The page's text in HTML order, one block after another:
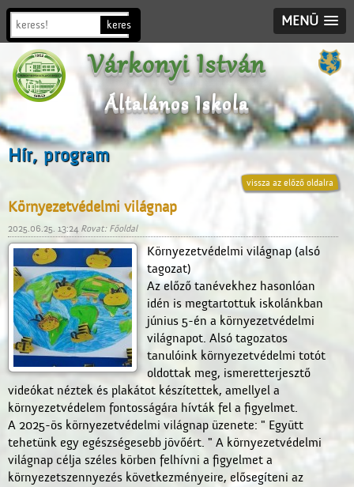
MENÜ
Várkonyi István
Általános Iskola
Hír, program
vissza az előző oldalra
Környezetvédelmi világnap
2025.06.25. 13:24 Rovat: Főoldal
Környezetvédelmi világnap (alsó
tagozat)
Az előző tanévekhez hasonlóan
idén is megtartottuk iskolánkban
június 5-én a környezetvédelmi
világnapot. Alsó tagozatos
tanulóink környezetvédelmi totót
oldottak meg, ismeretterjesztő
videókat néztek és plakátot készítettek, amellyel a
környezetvédelem fontosságára hívták fel a figyelmet.
A 2025-ös környezetvédelmi világnap üzenete: " Együtt
tehetünk egy egészségesebb jövőért. " A környezetvédelmi
világnap célja széles körben felhívni a figyelmet a
környezetszennyezés következményeire, elősegíteni az